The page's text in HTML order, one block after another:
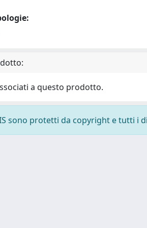
a questo prodotto.
sono protetti da copyright e tutti i